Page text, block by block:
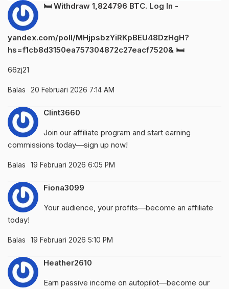
🛏️ Withdraw 1,824796 BTC. Log In -
yandex.com/poll/MHjpsbzYiRKpBEU48DzHgH?
hs=f1cb8d3150ea757304872c27eacf7520& 🛏️
66zj21
Balas 20 Februari 2026 7:14 AM
Clint3660
Join our affiliate program and start earning
commissions today—sign up now!
Balas 19 Februari 2026 6:05 PM
Fiona3099
Your audience, your profits—become an affiliate
today!
Balas 19 Februari 2026 5:10 PM
Heather2610
Earn passive income on autopilot—become our